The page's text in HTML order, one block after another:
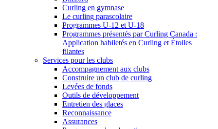
Curling en gymnase
Le curling parascolaire
Programmes U-12 et U-18
Programmes présentés par Curling Canada :
Application habiletés en Curling et Étoiles
filantes
Services pour les clubs
Accompagnement aux clubs
Construire un club de curling
Levées de fonds
Outils de développement
Entretien des glaces
Reconnaissance
Assurances